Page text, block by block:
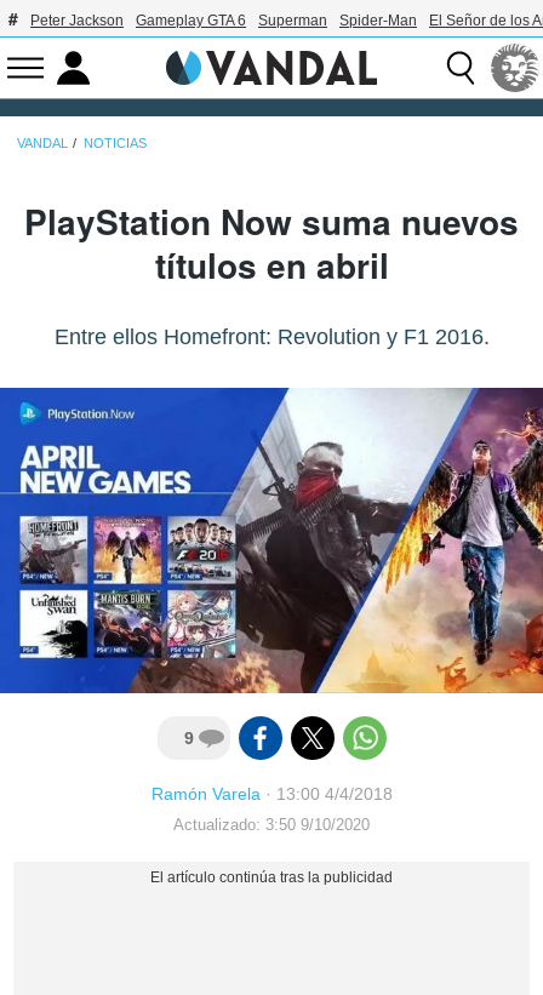
Peter Jackson Gameplay GTA 6 Superman Spider-Man El Señor de los
VANDAL NOTICIAS
PlayStation Now suma nuevos
títulos en abril
Entre ellos Homefront: Revolution y F1 2016.
9
Ramón Varela· 13:00 4/4/2018
Actualizado: 3:50 9/10/2020